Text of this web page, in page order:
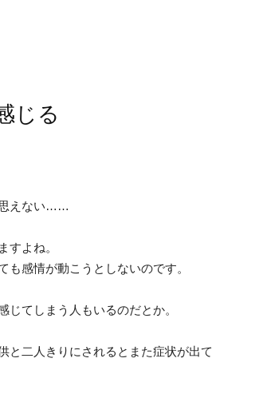
じる
思えない……
すよね。
感情が動こうとしないのです。
てしまう人もいるのだとか。
と二人きりにされるとまた症状が出て